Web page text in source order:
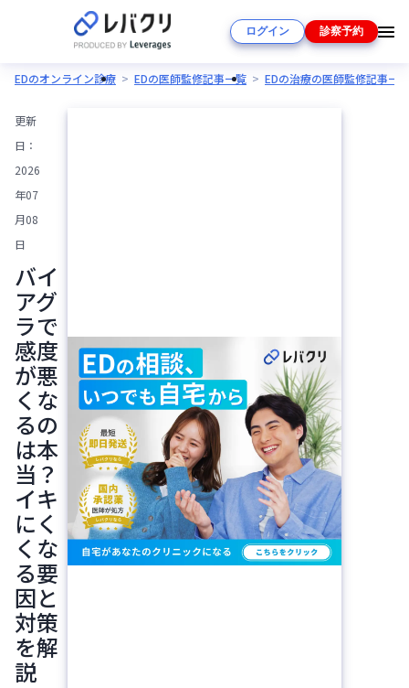
ログイン 診察予約
EDのオンライン診療 EDの医師監修記事一覧 EDの治療の医師監修記事一覧
更新
日：
2026
年07
月08
日
バイ
アグ
ラで
感度
が悪
くな
るの
は本
当？
イキ
にく
くな
る要
因と
対策
を解
説